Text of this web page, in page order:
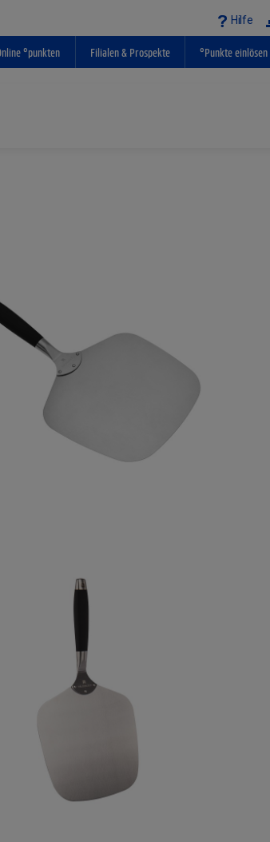
Hilfe
°punkten Filialen & Prospekte °Punkte einlösen